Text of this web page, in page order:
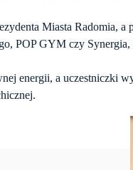
Miasta Radomia,
POP GYM czy
energii, a uczestniczki